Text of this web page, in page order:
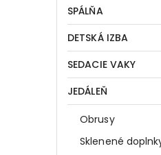
SPÁLŇA
DETSKÁ IZBA
SEDACIE VAKY
JEDÁLEŇ
Obrusy
Sklenené